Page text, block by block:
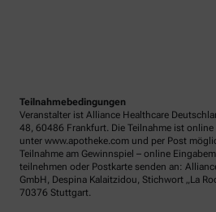
Teilnahmebedingungen
Veranstalter ist Alliance Healthcare
48, 60486 Frankfurt. Die Teilnahme ist online
unter www.apotheke.com und per Post
Teilnahme am Gewinnspiel – online
teilnehmen oder Postkarte senden an:
GmbH, Despina Kalaitzidou, Stichwort „La
70376 Stuttgart.